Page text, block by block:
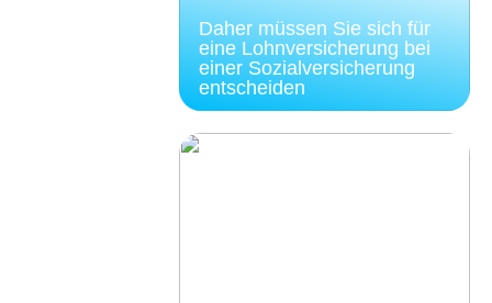
Daher müssen Sie sich für
eine Lohnversicherung bei
einer Sozialversicherung
entscheiden